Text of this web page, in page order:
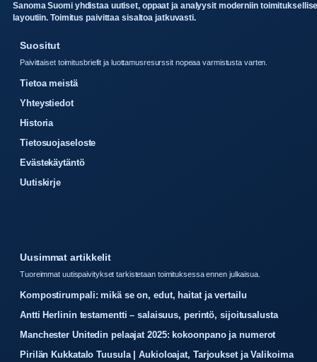
Sanoma Suomi yhdistaa uutiset, oppaat ja analyysit moderniin
layoutiin. Toimitus paivittaa sisaltoa jatkuvasti.
Suositut
Paivittaiset toimitusbriefit ja luottamusresurssit nopeaa varmistusta varten.
Tietoa meistä
Yhteystiedot
Historia
Tietosuojaseloste
Evästekäytäntö
Uutiskirje
Uusimmat artikkelit
Tuoreimmat uutispaivitykset tarkistetaan toimituksessa ennen julkaisua.
Kompostirumpali: mikä se on, edut, haitat ja vertailu
Antti Herlinin testamentti – salaisuus, perintö, sijoitusalusta
Manchester Unitedin pelaajat 2025: kokoonpano ja numerot
Pirilän Kukkatalo Tuusula | Aukioloajat, Tarjoukset ja Valikoima